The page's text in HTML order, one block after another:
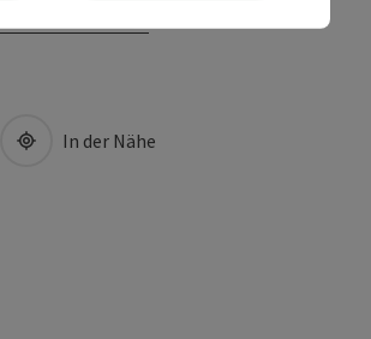
In der Nähe